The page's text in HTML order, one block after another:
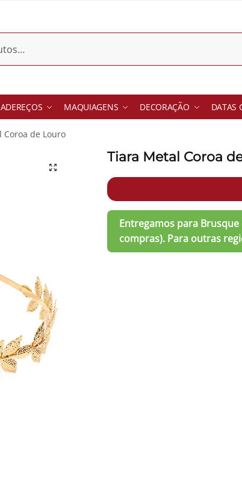
ADEREÇOS MAQUIAGENS DECORAÇÃO DATAS
Coroa de Louro
Tiara Metal Coroa